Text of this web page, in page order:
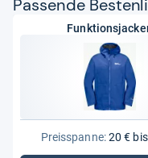
Pas­sende
Preisspanne:20 €